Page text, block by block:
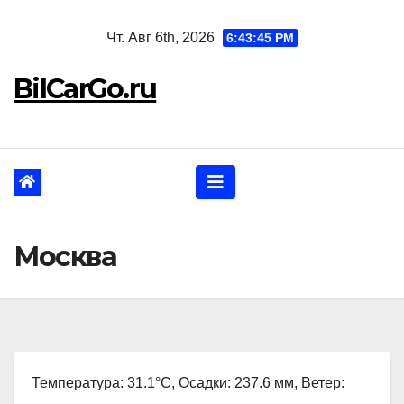
Чт. Авг 6th, 2026 6:43:46 PM
BilCarGo.ru
Москва
Температура: 31.1°C, Осадки: 237.6 мм, Ветер: